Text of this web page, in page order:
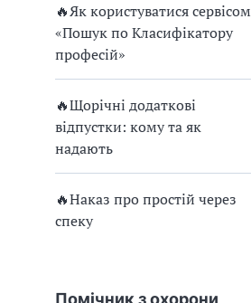
🔥Як користуватися сервісом
«Пошук по Класифікатору
професій»
🔥Щорічні додаткові
відпустки: кому та як
надають
🔥Наказ про простій через
спеку
Помічник з охорони